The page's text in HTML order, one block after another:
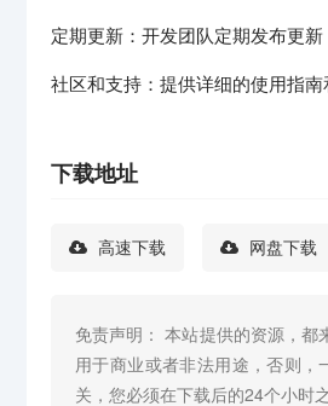
定期更新：开发团队定期发布更
社区和支持：提供详细的使用指
下载地址
高速下载 网盘下载
免责声明： 本站提供的资源，
用于商业或者非法用途，否则
关，您必须在下载后的24个小时